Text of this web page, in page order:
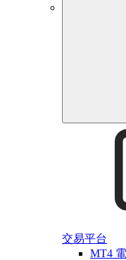
交易平台
MT4